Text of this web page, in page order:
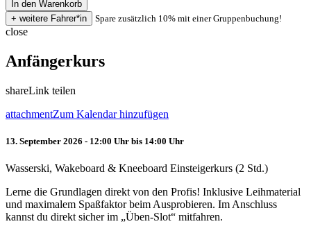
Spare zusätzlich 10% mit einer Gruppenbuchung!
close
Anfängerkurs
shareLink teilen
attachmentZum Kalendar hinzufügen
13. September 2026 - 12:00 Uhr bis 14:00 Uhr
Wasserski, Wakeboard & Kneeboard Einsteigerkurs (2 Std.)
Lerne die Grundlagen direkt von den Profis! Inklusive Leihmaterial
und maximalem Spaßfaktor beim Ausprobieren. Im Anschluss
kannst du direkt sicher im „Üben-Slot“ mitfahren.